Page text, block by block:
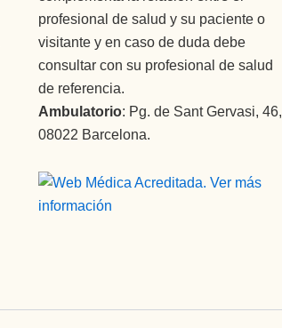
profesional de salud y su paciente o
visitante y en caso de duda debe
consultar con su profesional de salud
de referencia.
Ambulatorio: Pg. de Sant Gervasi, 46,
08022 Barcelona.